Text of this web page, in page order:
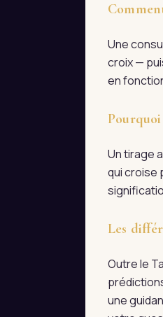
Une
croix —
en
Un tirage
qui croise
Les
Outre le
une